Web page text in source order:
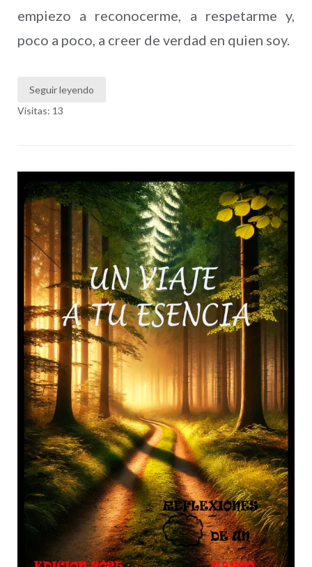
empiezo a reconocerme, a respetarme y,
poco a poco, a creer de verdad en quien soy.
Seguir leyendo
Visitas: 13